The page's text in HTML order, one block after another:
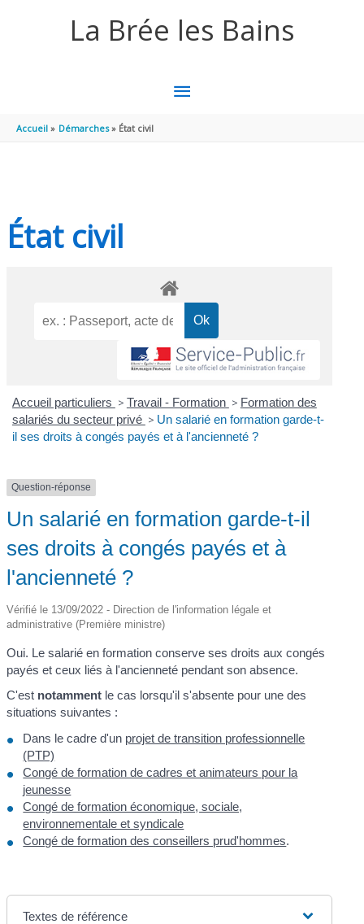
La Brée les Bains
MENU
Accueil Démarches État civil
État civil
Accueil particuliers > Travail - Formation > Formation des
salariés du secteur privé > Un salarié en formation garde-t-
il ses droits à congés payés et à l'ancienneté ?
Question-réponse
Un salarié en formation garde-t-il
ses droits à congés payés et à
l'ancienneté ?
Vérifié le 13/09/2022 - Direction de l'information légale et
administrative (Première ministre)
Oui. Le salarié en formation conserve ses droits aux congés
payés et ceux liés à l'ancienneté pendant son absence.
C'est notamment le cas lorsqu'il s'absente pour une des
situations suivantes :
Dans le cadre d'un projet de transition professionnelle
(PTP)
Congé de formation de cadres et animateurs pour la
jeunesse
Congé de formation économique, sociale,
environnementale et syndicale
Congé de formation des conseillers prud'hommes.
Textes de référence